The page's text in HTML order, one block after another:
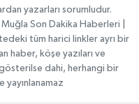
yazarları sorumludur.
Son Dakika Haberleri |
tüm harici linkler ayrı bir
haber, köşe yazıları ve
dahi, herhangi bir
yayınlanamaz